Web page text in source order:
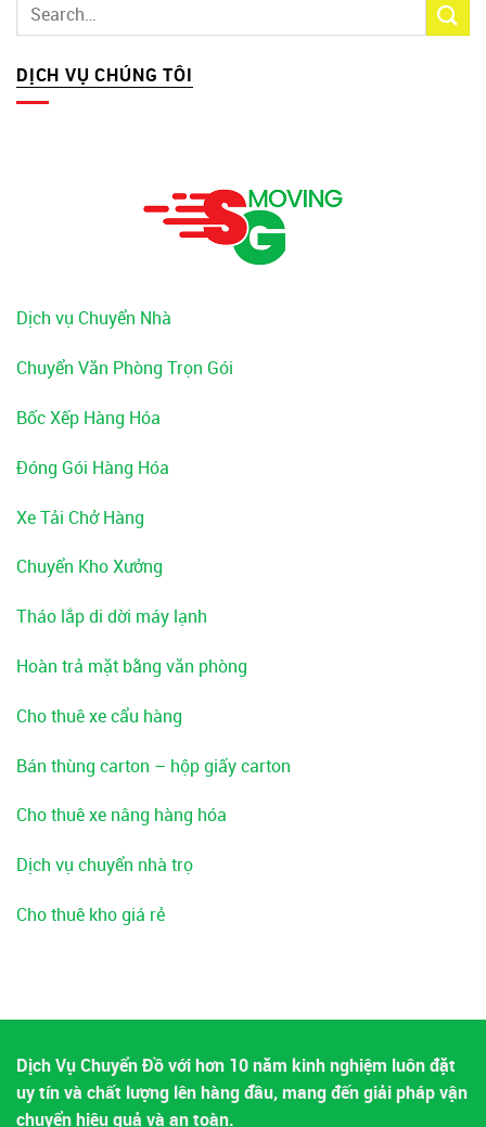
DỊCH VỤ CHÚNG TÔI
Dịch vụ Chuyển Nhà
Chuyển Văn Phòng Trọn Gói
Bốc Xếp Hàng Hóa
Đóng Gói Hàng Hóa
Xe Tải Chở Hàng
Chuyển Kho Xưởng
Tháo lắp di dời máy lạnh
Hoàn trả mặt bằng văn phòng
Cho thuê xe cẩu hàng
Bán thùng carton – hộp giấy carton
Cho thuê xe nâng hàng hóa
Dịch vụ chuyển nhà trọ
Cho thuê kho giá rẻ
Dịch Vụ Chuyển Đồ với hơn 10 năm kinh nghiệm luôn đặt
uy tín và chất lượng lên hàng đầu, mang đến giải pháp vận
chuyển hiệu quả và an toàn.